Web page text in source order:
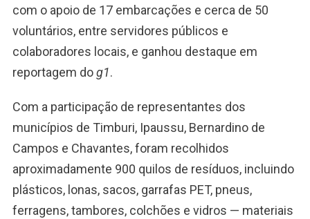
com o apoio de 17 embarcações e cerca de 50
voluntários, entre servidores públicos e
colaboradores locais, e ganhou destaque em
reportagem dog1.
Com a participação de representantes dos
municípios de Timburi, Ipaussu, Bernardino de
Campos e Chavantes, foram recolhidos
aproximadamente 900 quilos de resíduos, incluindo
plásticos, lonas, sacos, garrafas PET, pneus,
ferragens, tambores, colchões e vidros — materiais